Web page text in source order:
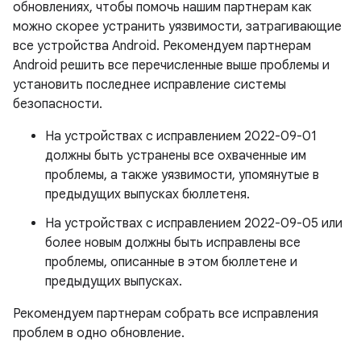
обновлениях, чтобы помочь нашим партнерам как
можно скорее устранить уязвимости, затрагивающие
все устройства Android. Рекомендуем партнерам
Android решить все перечисленные выше проблемы и
установить последнее исправление системы
безопасности.
На устройствах с исправлением 2022-09-01
должны быть устранены все охваченные им
проблемы, а также уязвимости, упомянутые в
предыдущих выпусках бюллетеня.
На устройствах с исправлением 2022-09-05 или
более новым должны быть исправлены все
проблемы, описанные в этом бюллетене и
предыдущих выпусках.
Рекомендуем партнерам собрать все исправления
проблем в одно обновление.